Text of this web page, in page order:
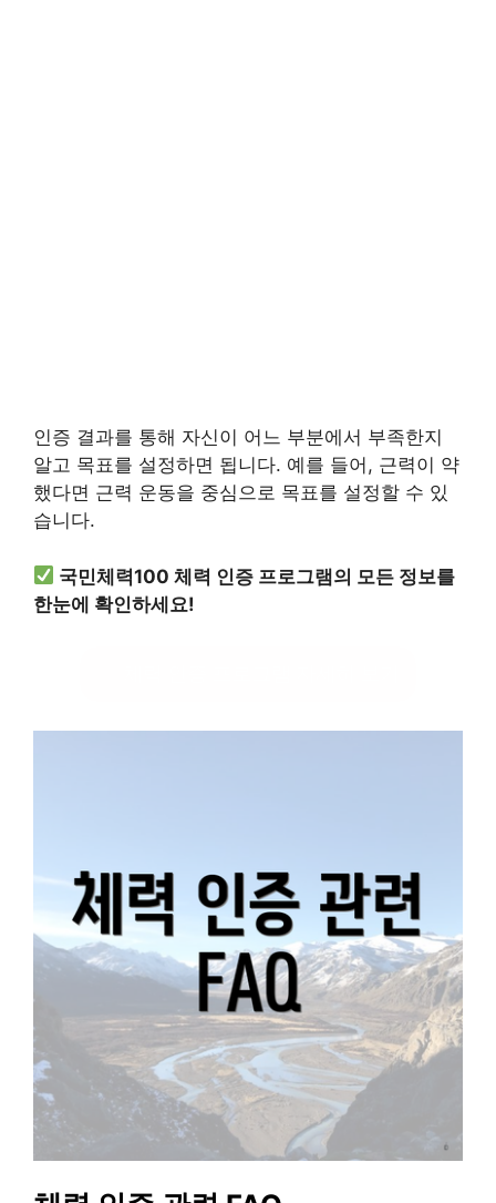
인증 결과를 통해 자신이 어느 부분에서 부족한지
알고 목표를 설정하면 됩니다. 예를 들어, 근력이 약
했다면 근력 운동을 중심으로 목표를 설정할 수 있
습니다.
국민체력100 체력 인증 프로그램의 모든 정보를
한눈에 확인하세요!